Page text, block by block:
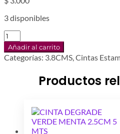
3 disponibles
CINTA
ESTRELLAS
DORADA
3.8CMS
Añadir al carrito
Categorías: 3.8CMS,Cintas
Productos